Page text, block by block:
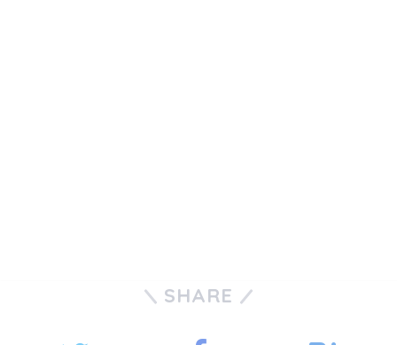
SHARE